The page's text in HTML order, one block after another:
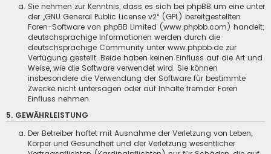
Sie nehmen zur Kenntnis, dass es sich bei phpBB um eine unter
der „GNU General Public License v2“ (GPL) bereitgestellten
Foren-Software von phpBB Limited (www.phpbb.com) handelt;
deutschsprachige Informationen werden durch die
deutschsprachige Community unter www.phpbb.de zur
Verfügung gestellt. Beide haben keinen Einfluss auf die Art und
Weise, wie die Software verwendet wird. Sie können
insbesondere die Verwendung der Software für bestimmte
Zwecke nicht untersagen oder auf Inhalte fremder Foren
Einfluss nehmen.
5. GEWÄHRLEISTUNG
Der Betreiber haftet mit Ausnahme der Verletzung von Leben,
Körper und Gesundheit und der Verletzung wesentlicher